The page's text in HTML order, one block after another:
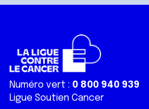
Numéro vert : 0 800 940 939
Ligue Soutien Cancer